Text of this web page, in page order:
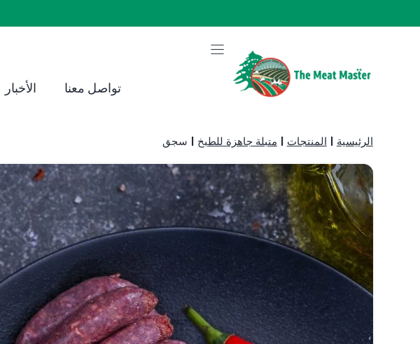
تواصل معنا الأخبار
الرئيسية المنتجات متبلة جاهزة للطبخ سجق